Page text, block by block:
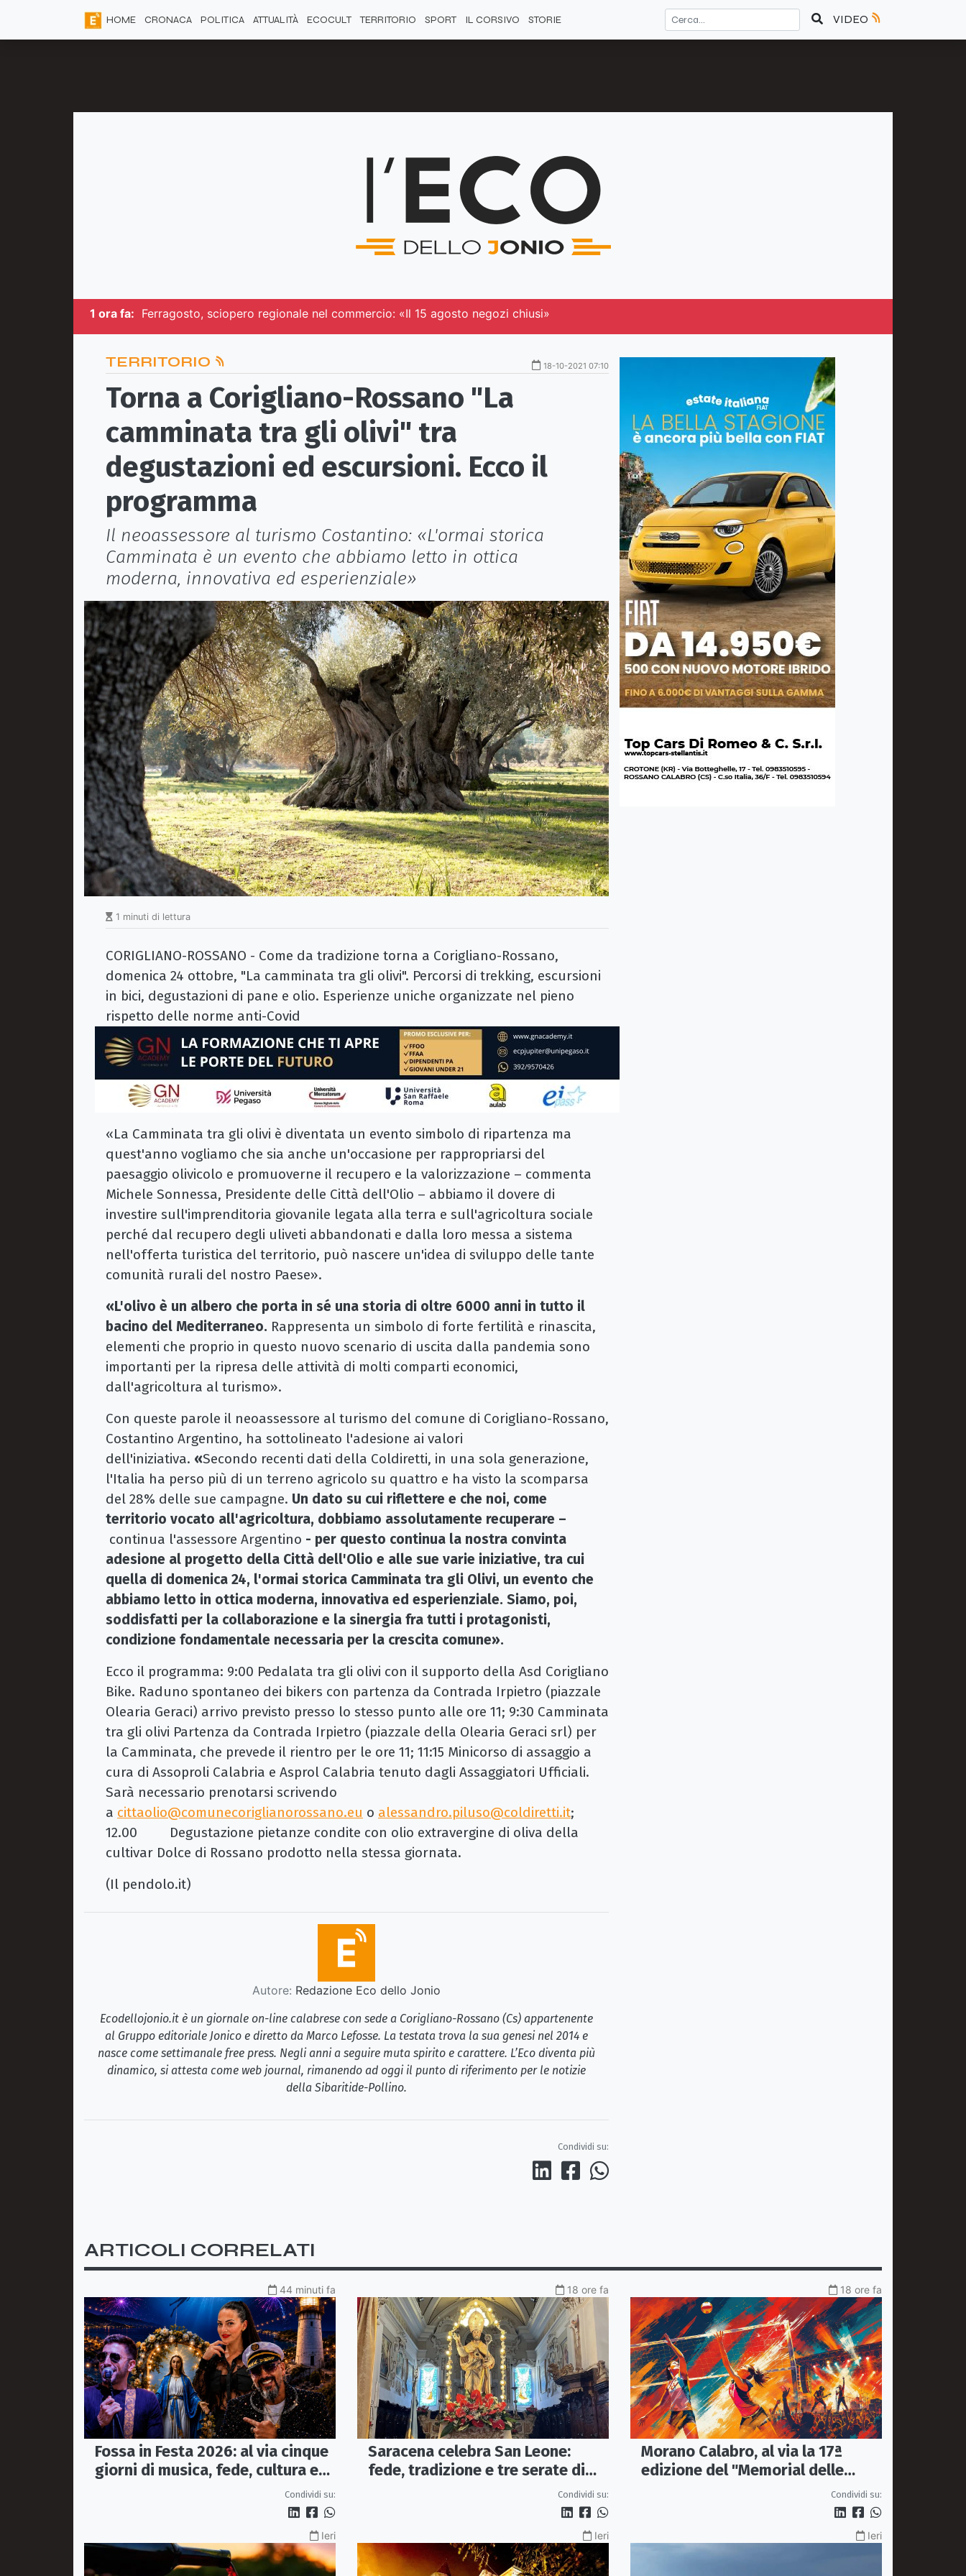
HOME CRONACA POLITICA ATTUALITÀ ECOCULT TERRITORIO SPORT IL CORSIVO STORIE VIDEO
1 ora fa: Ferragosto, sciopero regionale nel commercio: «Il 15 agosto negozi chiusi»
TERRITORIO 18-10-2021 07:10
Torna a Corigliano-Rossano "La
camminata tra gli olivi" tra
degustazioni ed escursioni. Ecco il
programma
Il neoassessore al turismo Costantino: «L'ormai storica
Camminata è un evento che abbiamo letto in ottica
moderna, innovativa ed esperienziale»
1 minuti di lettura
CORIGLIANO-ROSSANO - Come da tradizione torna a Corigliano-Rossano,
domenica 24 ottobre, "La camminata tra gli olivi". Percorsi di trekking, escursioni
in bici, degustazioni di pane e olio. Esperienze uniche organizzate nel pieno
rispetto delle norme anti-Covid
«La Camminata tra gli olivi è diventata un evento simbolo di ripartenza ma
quest'anno vogliamo che sia anche un'occasione per rappropriarsi del
paesaggio olivicolo e promuoverne il recupero e la valorizzazione – commenta
Michele Sonnessa, Presidente delle Città dell'Olio – abbiamo il dovere di
investire sull'imprenditoria giovanile legata alla terra e sull'agricoltura sociale
perché dal recupero degli uliveti abbandonati e dalla loro messa a sistema
nell'offerta turistica del territorio, può nascere un'idea di sviluppo delle tante
comunità rurali del nostro Paese».
«L'olivo è un albero che porta in sé una storia di oltre 6000 anni in tutto il
bacino del Mediterraneo. Rappresenta un simbolo di forte fertilità e rinascita,
elementi che proprio in questo nuovo scenario di uscita dalla pandemia sono
importanti per la ripresa delle attività di molti comparti economici,
dall'agricoltura al turismo».
Con queste parole il neoassessore al turismo del comune di Corigliano-Rossano,
Costantino Argentino, ha sottolineato l'adesione ai valori
dell'iniziativa. «Secondo recenti dati della Coldiretti, in una sola generazione,
l'Italia ha perso più di un terreno agricolo su quattro e ha visto la scomparsa
del 28% delle sue campagne. Un dato su cui riflettere e che noi, come
territorio vocato all'agricoltura, dobbiamo assolutamente recuperare –
continua l'assessore Argentino - per questo continua la nostra convinta
adesione al progetto della Città dell'Olio e alle sue varie iniziative, tra cui
quella di domenica 24, l'ormai storica Camminata tra gli Olivi, un evento che
abbiamo letto in ottica moderna, innovativa ed esperienziale. Siamo, poi,
soddisfatti per la collaborazione e la sinergia fra tutti i protagonisti,
condizione fondamentale necessaria per la crescita comune».
Ecco il programma: 9:00 Pedalata tra gli olivi con il supporto della Asd Corigliano
Bike. Raduno spontaneo dei bikers con partenza da Contrada Irpietro (piazzale
Olearia Geraci) arrivo previsto presso lo stesso punto alle ore 11; 9:30 Camminata
tra gli olivi Partenza da Contrada Irpietro (piazzale della Olearia Geraci srl) per
la Camminata, che prevede il rientro per le ore 11; 11:15 Minicorso di assaggio a
cura di Assoproli Calabria e Asprol Calabria tenuto dagli Assaggiatori Ufficiali.
Sarà necessario prenotarsi scrivendo
a cittaolio@comunecoriglianorossano.eu o alessandro.piluso@coldiretti.it;
12.00 Degustazione pietanze condite con olio extravergine di oliva della
cultivar Dolce di Rossano prodotto nella stessa giornata.
(Il pendolo.it)
Autore: Redazione Eco dello Jonio
Ecodellojonio.it è un giornale on-line calabrese con sede a Corigliano-Rossano (Cs) appartenente
al Gruppo editoriale Jonico e diretto da Marco Lefosse. La testata trova la sua genesi nel 2014 e
nasce come settimanale free press. Negli anni a seguire muta spirito e carattere. L’Eco diventa più
dinamico, si attesta come web journal, rimanendo ad oggi il punto di riferimento per le notizie
della Sibaritide-Pollino.
Condividi su:
ARTICOLI CORRELATI
44 minuti fa
Fossa in Festa 2026: al via cinque
giorni di musica, fede, cultura e
Condividi su:
18 ore fa
Saracena celebra San Leone:
fede, tradizione e tre serate di
Condividi su:
18 ore fa
Morano Calabro, al via la 17ª
edizione del "Memorial delle
Condividi su:
Ieri Ieri Ieri